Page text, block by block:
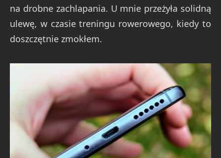
na drobne zachlapania. U mnie przeżyła solidną
ulewę, w czasie treningu rowerowego, kiedy to
doszczętnie zmokłem.